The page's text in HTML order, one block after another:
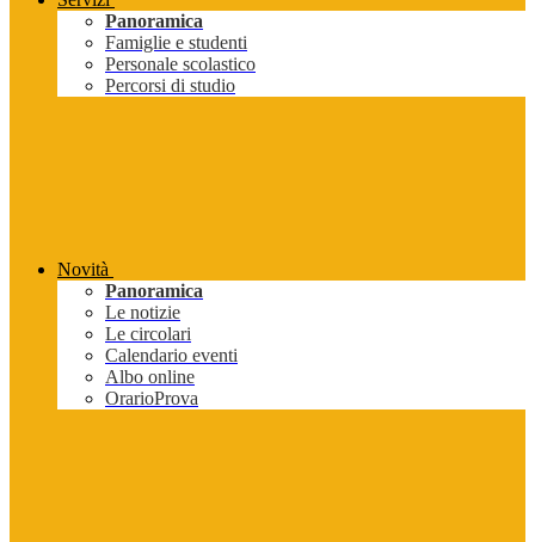
Panoramica
Famiglie e studenti
Personale scolastico
Percorsi di studio
Novità
Panoramica
Le notizie
Le circolari
Calendario eventi
Albo online
OrarioProva